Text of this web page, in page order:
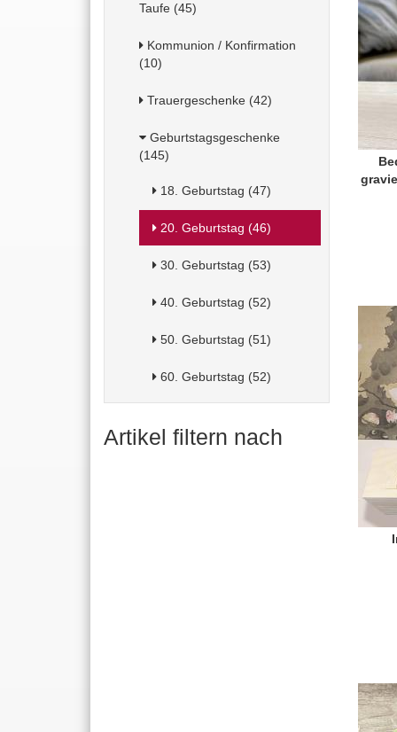
Taufe (45)
Kommunion / Konfirmation
(10)
Trauergeschenke (42)
Geburtstagsgeschenke
(145)
18. Geburtstag (47)
20. Geburtstag (46)
30. Geburtstag (53)
40. Geburtstag (52)
50. Geburtstag (51)
60. Geburtstag (52)
Artikel filtern nach